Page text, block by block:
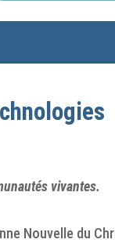
vivantes.
Nouvelle du